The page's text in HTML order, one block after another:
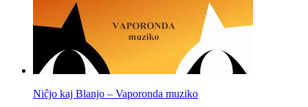
Niĉjo kaj Blanjo – Vaporonda muziko